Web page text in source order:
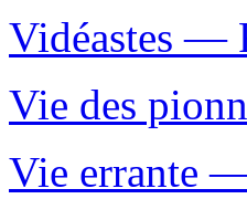
Vidéastes —
Vie des
Vie errante